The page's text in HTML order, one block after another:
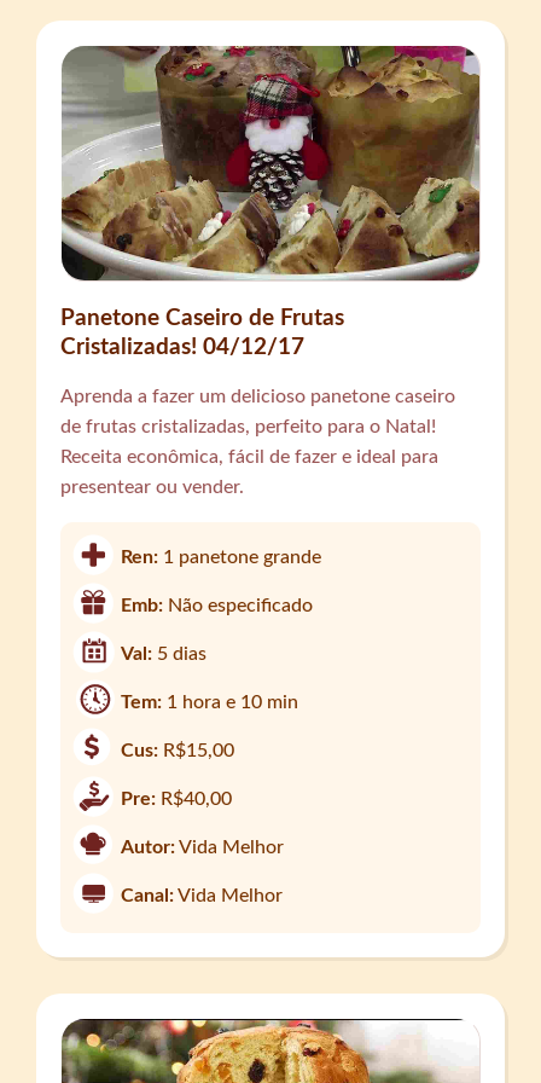
Panetone Caseiro de Frutas
Cristalizadas! 04/12/17
Aprenda a fazer um delicioso panetone caseiro
de frutas cristalizadas, perfeito para o Natal!
Receita econômica, fácil de fazer e ideal para
presentear ou vender.
Ren: 1 panetone grande
Emb: Não especificado
Val: 5 dias
Tem: 1 hora e 10 min
Cus: R$15,00
Pre: R$40,00
Autor:Vida Melhor
Canal:Vida Melhor